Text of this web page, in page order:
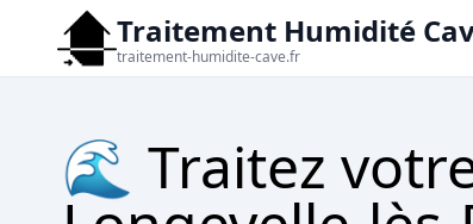
Traitement Humidité
traitement-humidite-cave.fr
🌊 Traitez